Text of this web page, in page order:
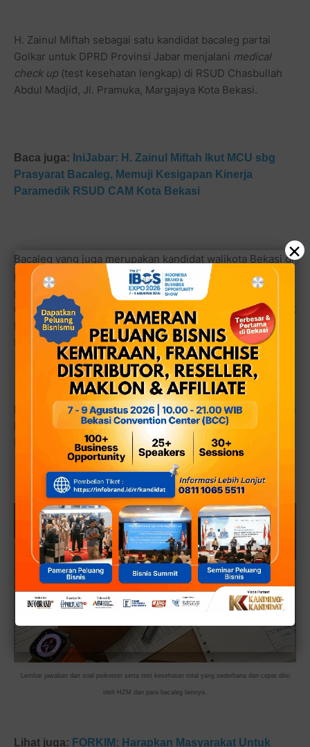
H. Zainul Miftah sebagai satu kandidat bacaleg partai
Golkar untuk DPRD Provinsi Jabar menjalani medical
check up (test kesehatan lengkap) di RSUD Chasbullah
Abdul Madjid, Jl. Pramuka, Margajaya Kota Bekasi.
Baca juga: IniJabar: H. Zainul Miftah Ikut MCU sbg
Prasyarat Bacaleg, Memuji Kesigapan Kinerja
Paramedik RSUD CAM Kota Bekasi
Bacaleg yang juga merupakan kandidat walikota Bekasi di
pilkada 2024 mendatang memberikan pujian atas
pelayanan paramedik yang termasuk gesit dan cekatan
membantu rekan-rekan bacaleg untuk mendapatkan surat
keterangan sehat dan kelayakan jiwa dan fisik untuk jadi
bacaleg.
Baca juga:H. Zainul Miftah (HZM) Ternyata Cucu Guru
KH. Marzuki bin Mirshod, Ulama Besar Mahaguru
Para Ulama Betawi
Lembar jawaban dan soal psikotest serta test kesehatan total yang sederhana dan cepat diisi
oleh HZM dan para bacaleg lainnya.
Lihat juga: FORKIM: Harapkan Masyarakat Untuk
×